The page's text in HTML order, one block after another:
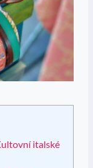
italské